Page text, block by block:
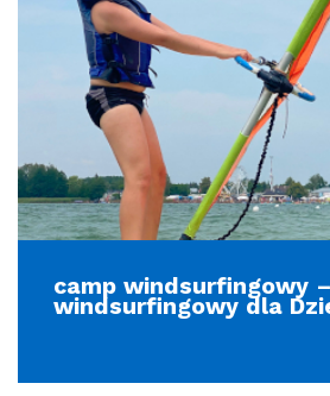
camp windsurfingowy
windsurfingowy dla